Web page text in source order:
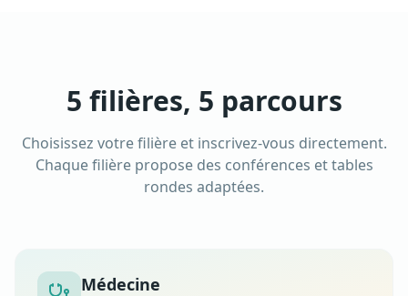
5 filières, 5 parcours
Choisissez votre filière et inscrivez-vous directement.
Chaque filière propose des conférences et tables
rondes adaptées.
Médecine